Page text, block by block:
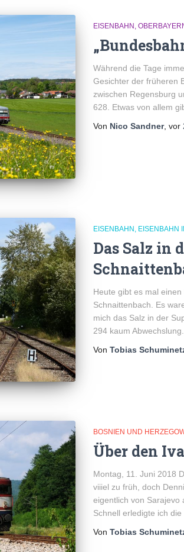
EISENBAHN
Während die Tage
Gesichter der früheren
zwischen Regensburg
628. Etwas von allem
Von Nico Sandner, vor
EISENBAHN EISENBAHN
Das Salz in
Heute gibt es mal
Schnaittenbach. Es
mich das Salz in der
294 kaum
Von Tobias
BOSNIEN UND
Über den
Montag, 11. Juni 2018
viiiel zu früh, doch
eigentlich von Sarajevo
Schnell erledigte ich
Von Tobias